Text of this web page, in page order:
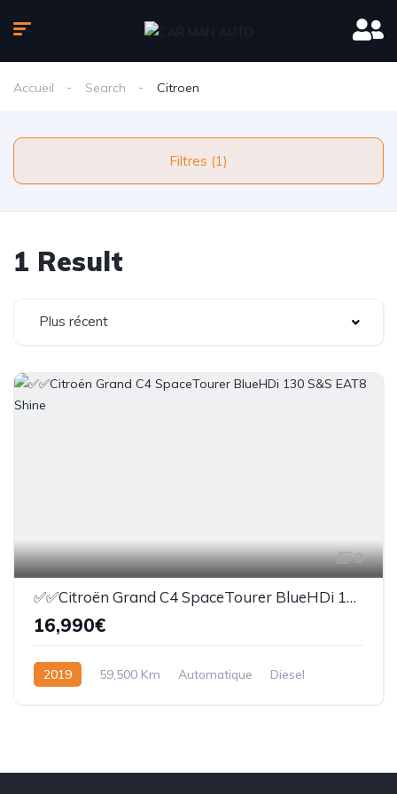
Accueil Search Citroen
Filtres (1)
1 Result
Plus récent
8
✅️✅️Citroën Grand C4 SpaceTourer BlueHDi 130 S&S EAT8 Shine
16,990€
2019 59,500 Km Automatique
Diesel